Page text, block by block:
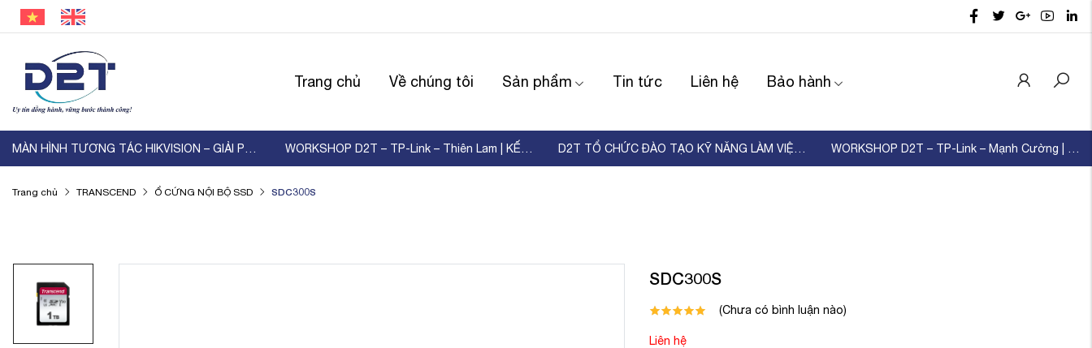
Trang chủ Về chúng tôi Sản phẩm Tin tức Liên hệ Bảo hành
MÀN HÌNH TƯƠNG TÁC HIKVISION – GIẢI PHÁP HIỂN ... WORKSHOP D2T – TP-Link – Thiên Lam | KẾT NỐI ... D2T TỔ CHỨC ĐÀO TẠO KỸ NĂNG LÀM VIỆC NHÓM – XÂ ... WORKSHOP D2T – TP-Link – Mạnh Cường | KẾT NỐI ...
Trang chủ TRANSCEND Ổ CỨNG NỘI BỘ SSD SDC300S
SDC300S
(Chưa có bình luận nào)
Liên hệ